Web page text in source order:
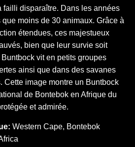
failli disparaître. Dans les années
moins de 30 animaux. Grâce à
étendues, ces majestueux
bien que leur survie soit
vit en petits groupes
ainsi que dans des savanes
Cette image montre un Buntbock
de Bontebok en Afrique du
et admirée.
Western Cape, Bontebok